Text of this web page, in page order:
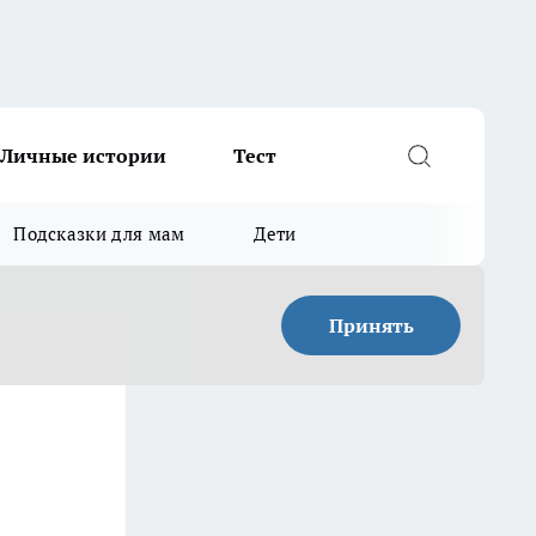
Личные истории Тест
Подсказки для мам Дети
Принять